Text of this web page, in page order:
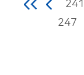
241
247